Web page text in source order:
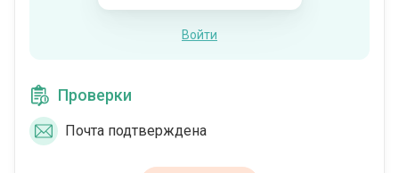
Войти
Проверки
Почта подтверждена